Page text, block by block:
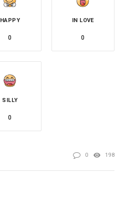
HAPPY
0
IN LOVE
0
SILLY
0
0 198